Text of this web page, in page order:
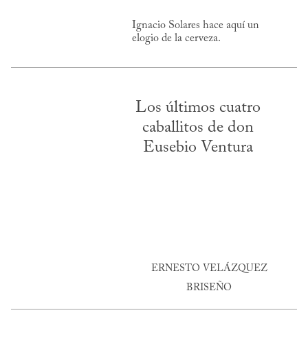
Ignacio Solares hace aquí un
elogio de la cerveza.
Los últimos cuatro
caballitos de don
Eusebio Ventura
ERNESTO VELÁZQUEZ
BRISEÑO